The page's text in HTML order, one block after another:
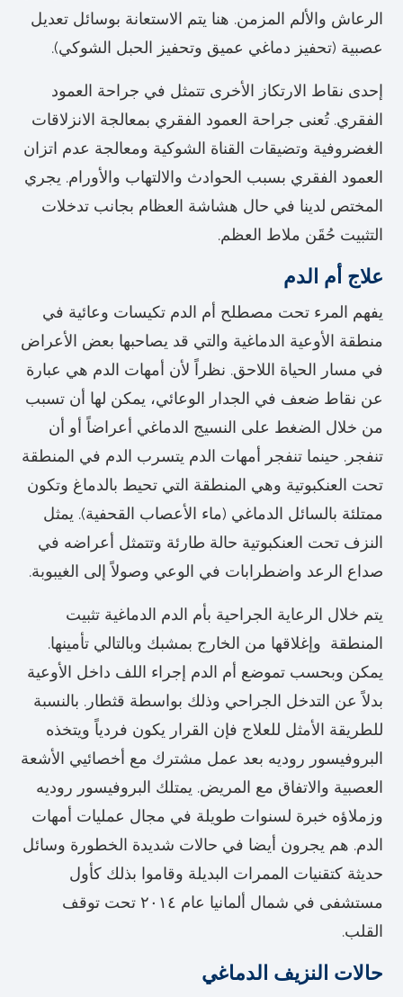
الرعاش والألم المزمن. هنا يتم الاستعانة بوسائل تعديل
عصبية (تحفيز دماغي عميق وتحفيز الحبل الشوكي).
إحدى نقاط الارتكاز الأخرى تتمثل في جراحة العمود
الفقري. تُعنى جراحة العمود الفقري بمعالجة الانزلاقات
الغضروفية وتضيقات القناة الشوكية ومعالجة عدم اتزان
العمود الفقري بسبب الحوادث والالتهاب والأورام. يجري
المختص لدينا في حال هشاشة العظام بجانب تدخلات
التثبيت حُقَن ملاط العظم.
علاج أم الدم
يفهم المرء تحت مصطلح أم الدم تكيسات وعائية في
منطقة الأوعية الدماغية والتي قد يصاحبها بعض الأعراض
في مسار الحياة اللاحق. نظراً لأن أمهات الدم هي عبارة
عن نقاط ضعف في الجدار الوعائي، يمكن لها أن تسبب
من خلال الضغط على النسيج الدماغي أعراضاً أو أن
تنفجر. حينما تنفجر أمهات الدم يتسرب الدم في المنطقة
تحت العنكبوتية وهي المنطقة التي تحيط بالدماغ وتكون
ممتلئة بالسائل الدماغي (ماء الأعصاب القحفية). يمثل
النزف تحت العنكبوتية حالة طارئة وتتمثل أعراضه في
صداع الرعد واضطرابات في الوعي وصولاً إلى الغيبوبة.
يتم خلال الرعاية الجراحية بأم الدم الدماغية تثبيت
المنطقة وإغلاقها من الخارج بمشبك وبالتالي تأمينها.
يمكن وبحسب تموضع أم الدم إجراء اللف داخل الأوعية
بدلاً عن التدخل الجراحي وذلك بواسطة قثطار. بالنسبة
للطريقة الأمثل للعلاج فإن القرار يكون فردياً ويتخذه
البروفيسور روديه بعد عمل مشترك مع أخصائيي الأشعة
العصبية والاتفاق مع المريض. يمتلك البروفيسور روديه
وزملاؤه خبرة لسنوات طويلة في مجال عمليات أمهات
الدم. هم يجرون أيضا في حالات شديدة الخطورة وسائل
حديثة كتقنيات الممرات البديلة وقاموا بذلك كأول
مستشفى في شمال ألمانيا عام ٢٠١٤ تحت توقف
القلب.
حالات النزيف الدماغي